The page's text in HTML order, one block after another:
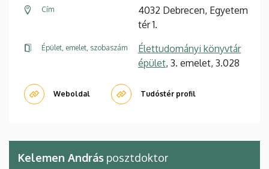
Cím
4032 Debrecen, Egyetem
tér 1.
Épület, emelet, szobaszám
Élettudományi könyvtár
épület, 3. emelet, 3.028
Weboldal Tudóstér profil
Kelemen András posztdoktor